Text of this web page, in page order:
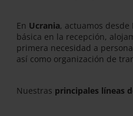
En Ucrania, actuamos
básica en la recepción,
primera necesidad a
así como organización de
Nuestras principales líneas